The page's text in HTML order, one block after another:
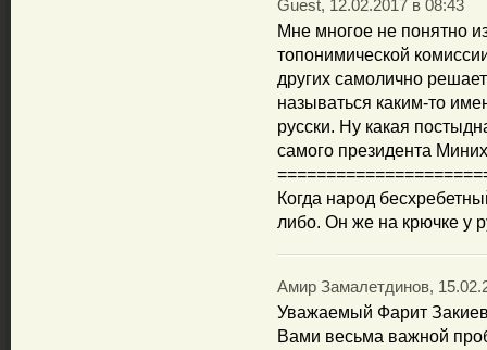
Guest, 12.02.2017 в 08:43
Мне многое не понятно
топонимической
других самолично
называться каким-то
русски. Ну какая
самого президента
Когда народ
либо. Он же на крючке у
Амир Замалетдинов,
Уважаемый Фарит
Вами весьма важной